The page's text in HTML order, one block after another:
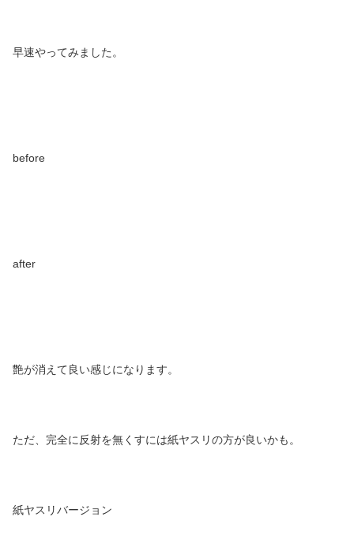
早速やってみました。
before
after
艶が消えて良い感じになります。
ただ、完全に反射を無くすには紙ヤスリの方が良いかも。
紙ヤスリバージョン